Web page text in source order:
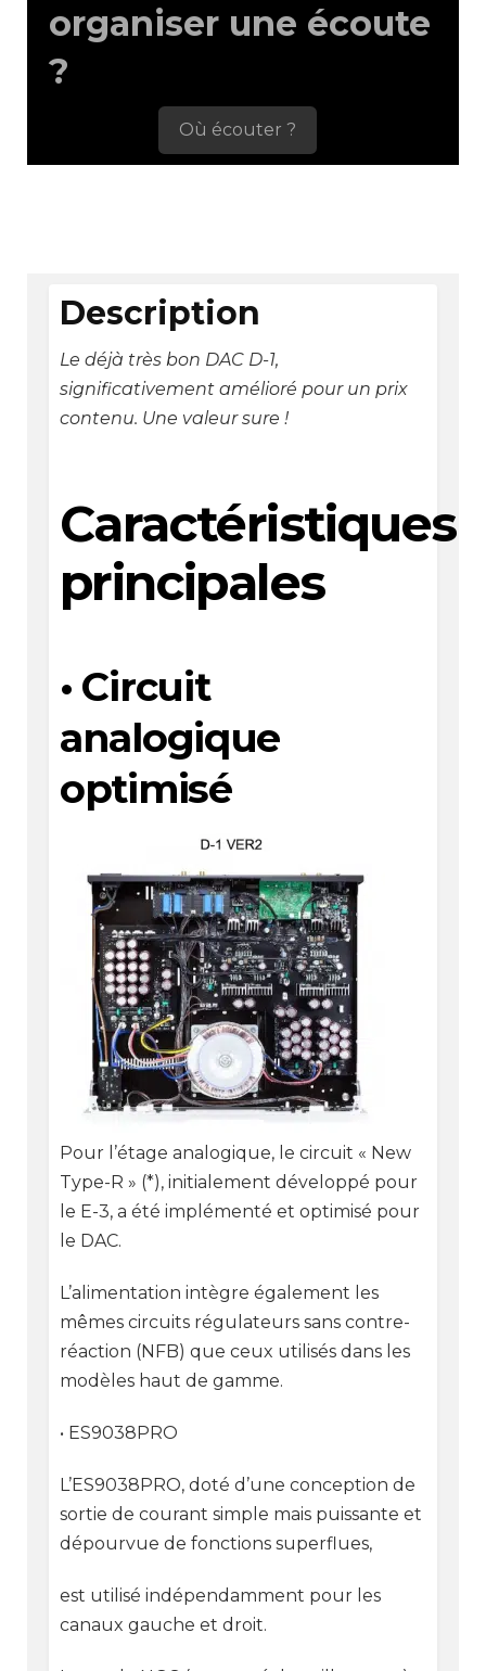
organiser une écoute
?
Où écouter ?
Description
Le déjà très bon DAC D-1,
significativement amélioré pour un prix
contenu. Une valeur sure !
Caractéristiques
principales
• Circuit
analogique
optimisé
Pour l’étage analogique, le circuit « New
Type-R » (*), initialement développé pour
le E-3, a été implémenté et optimisé pour
le DAC.
L’alimentation intègre également les
mêmes circuits régulateurs sans contre-
réaction (NFB) que ceux utilisés dans les
modèles haut de gamme.
• ES9038PRO
L’ES9038PRO, doté d’une conception de
sortie de courant simple mais puissante et
dépourvue de fonctions superflues,
est utilisé indépendamment pour les
canaux gauche et droit.